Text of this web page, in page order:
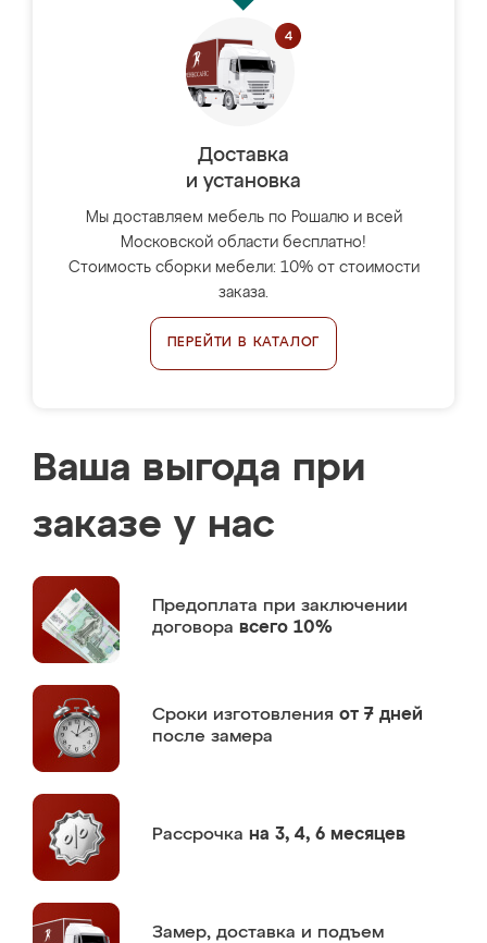
Доставка
и установка
Мы доставляем мебель по Рошалю и всей
Московской области бесплатно!
Стоимость сборки мебели: 10% от стоимости
заказа.
ПЕРЕЙТИ В КАТАЛОГ
Ваша выгода при
заказе у нас
Предоплата при заключении
договора всего 10%
Сроки изготовления от 7 дней
после замера
Рассрочка на 3, 4, 6 месяцев
Замер, доставка и подъем